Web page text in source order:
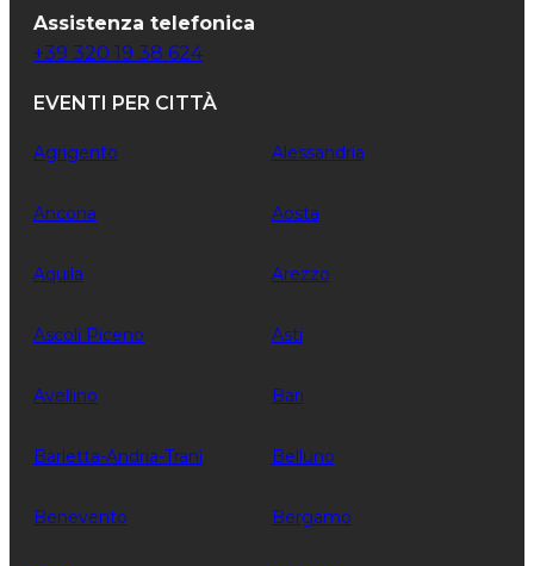
Assistenza telefonica
+39 320 19 38 624
EVENTI PER CITTÀ
Agrigento Alessandria
Ancona Aosta
Aquila Arezzo
Ascoli Piceno Asti
Avellino Bari
Barletta-Andria-Trani Belluno
Benevento Bergamo